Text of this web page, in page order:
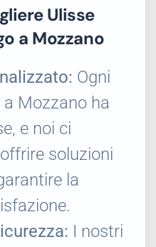
Ulisse
a Mozzano
Ogni
Mozzano ha
e noi ci
soluzioni
la
I nostri